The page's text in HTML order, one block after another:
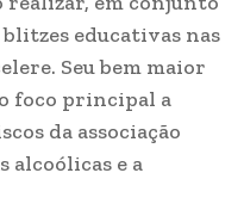
educativas nas
Seu bem maior
foco principal a
da associação
alcoólicas e a